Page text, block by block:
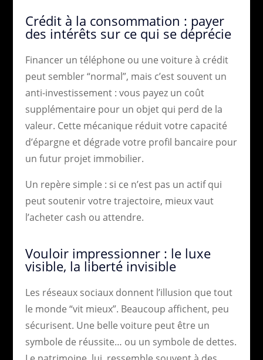
Crédit à la consommation : payer
des intérêts sur ce qui se déprécie
Financer un téléphone ou une voiture à crédit
peut sembler “normal”, mais c’est souvent un
anti-investissement : vous payez un coût
supplémentaire pour un objet qui perd de la
valeur. Cette mécanique réduit votre capacité
d’épargne et dégrade votre profil bancaire pour
un futur projet immobilier.
Un repère simple : si ce n’est pas un actif qui
peut soutenir votre trajectoire, mieux vaut
l’acheter cash ou attendre.
Vouloir impressionner : le luxe
visible, la liberté invisible
Les réseaux sociaux donnent l’illusion que tout
le monde “vit mieux”. Beaucoup affichent, peu
sécurisent. Une belle voiture peut être un
symbole de réussite… ou un symbole de dettes.